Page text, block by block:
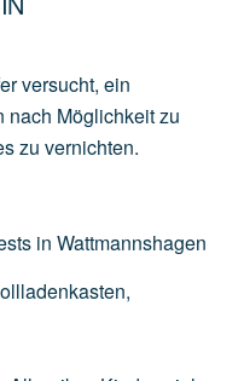
versucht, ein
nach Möglichkeit zu
zu vernichten.
in Wattmannshagen